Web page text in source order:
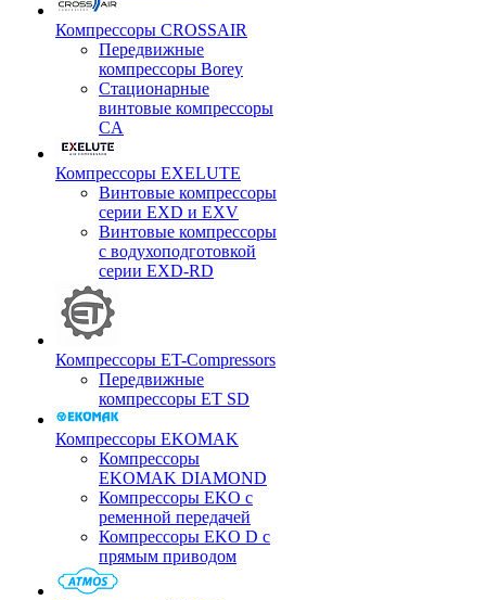
Компрессоры CROSSAIR
Передвижные
компрессоры Borey
Стационарные
винтовые компрессоры
CA
Компрессоры EXELUTE
Винтовые компрессоры
серии EXD и EXV
Винтовые компрессоры
с водухоподготовкой
серии EXD-RD
Компрессоры ET-Compressors
Передвижные
компрессоры ET SD
Компрессоры EKOMAK
Компрессоры
EKOMAK DIAMOND
Компрессоры EKO c
ременной передачей
Компрессоры EKO D с
прямым приводом